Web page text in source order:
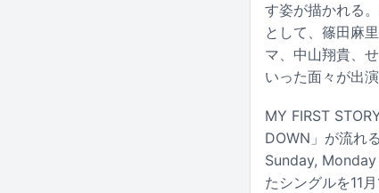
す姿が描かれる
として、篠田麻
マ、中山翔貴、
いった面々が出演
MY FIRST
DOWN」が流れ
Sunday, Monday
たシングルを11